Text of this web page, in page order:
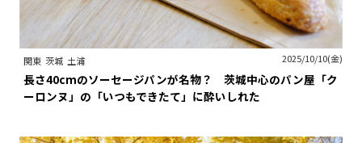
関東 茨城 土浦 2025/10/10(金)
長さ40cmのソーセージパンが名物？ 茨城中心のパン屋「ク
ーロンヌ」の「いつもできたて」に酔いしれた